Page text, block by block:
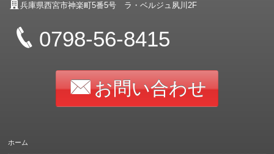
兵庫県西宮市神楽町5番5号 ラ・ベルジュ夙川2F
0798-56-8415
お問い合わせ
ホーム